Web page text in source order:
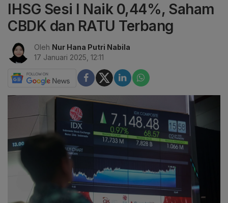
IHSG Sesi I Naik 0,44%, Saham
CBDK dan RATU Terbang
Oleh Nur Hana Putri Nabila
17 Januari 2025, 12:11